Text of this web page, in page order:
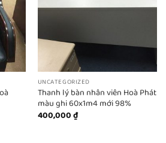
UNCATEGORIZED
Thanh lý bàn nhân viên Hoà Phát
màu ghi 60x1m4 mới 98%
400,000₫